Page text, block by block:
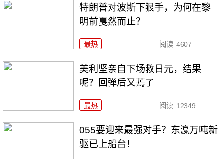
特朗普对波斯下狠手，为何在黎
明前戛然而止？
最热 阅读 4607
美利坚亲自下场救日元，结果
呢？回弹后又蔫了
最热 阅读 12349
055要迎来最强对手？东瀛万吨新
驱已上船台！